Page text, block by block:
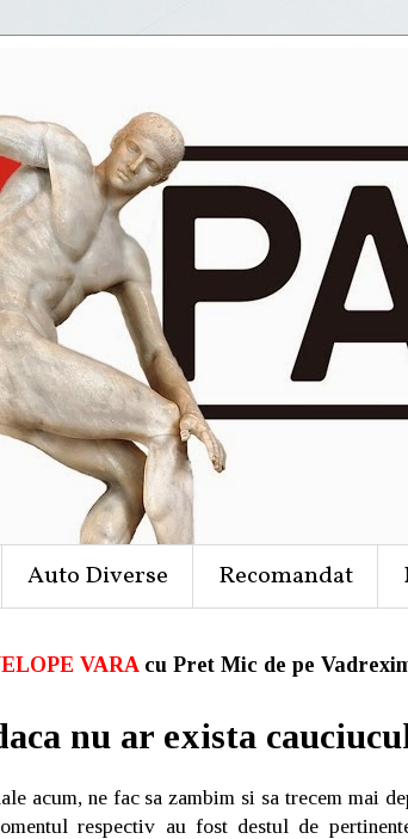
Auto Diverse Recomandat
VARAcu Pret Mic de pe
nu ar exista
acum, ne fac sa zambim si sa trecem mai
respectiv au fost destul de